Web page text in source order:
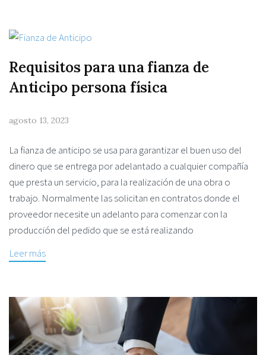
Requisitos para una fianza de
Anticipo persona física
agosto 13, 2023
La fianza de anticipo se usa para garantizar el buen uso del
dinero que se entrega por adelantado a cualquier compañía
que presta un servicio, para la realización de una obra o
trabajo. Normalmente las solicitan en contratos donde el
proveedor necesite un adelanto para comenzar con la
producción del pedido que se está realizando
Leer más